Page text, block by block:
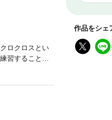
作品をシェ
ロクロスとい
習することに